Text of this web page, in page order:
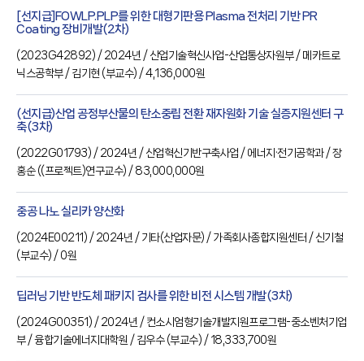
[선지급]FOWLP.PLP를 위한 대형기판용 Plasma 전처리 기반 PR
Coating 장비개발(2차)
( 2023G42892 ) / 2024년 / 산업기술혁신사업-산업통상자원부 / 메카트로
닉스공학부 / 김기현 (부교수) / 4,136,000원
(선지급)산업 공정부산물의 탄소중립 전환 재자원화 기술 실증지원센터 구
축(3차)
( 2022G01793 ) / 2024년 / 산업혁신기반구축사업 / 에너지·전기공학과 / 장
홍순 ((프로젝트)연구교수) / 83,000,000원
중공 나노 실리카 양산화
( 2024E00211 ) / 2024년 / 기타(산업자문) / 가족회사종합지원센터 / 신기철
(부교수) / 0원
딥러닝 기반 반도체 패키지 검사를 위한 비전 시스템 개발(3차)
( 2024G00351 ) / 2024년 / 컨소시엄형기술개발지원프로그램-중소벤처기업
부 / 융합기술에너지대학원 / 김우수 (부교수) / 18,333,700원